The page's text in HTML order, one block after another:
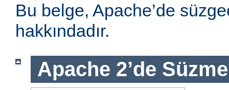
Bu belge, Apache’de
hakkındadır.
Apache 2’de